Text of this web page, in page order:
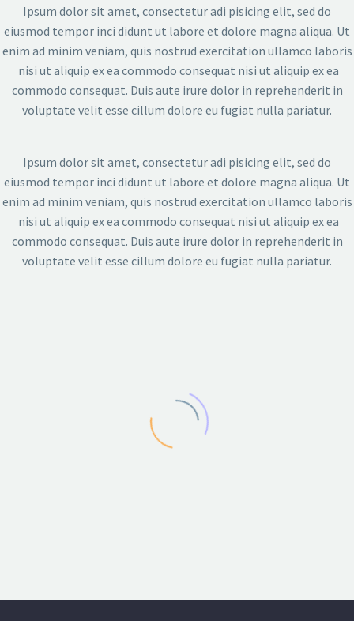
Ipsum dolor sit amet, consectetur adi pisicing elit, sed do
eiusmod tempor inci didunt ut labore et dolore magna aliqua. Ut
enim ad minim veniam, quis nostrud exercitation ullamco laboris
nisi ut aliquip ex ea commodo consequat nisi ut aliquip ex ea
commodo consequat. Duis aute irure dolor in reprehenderit in
voluptate velit esse cillum dolore eu fugiat nulla pariatur.
Ipsum dolor sit amet, consectetur adi pisicing elit, sed do
eiusmod tempor inci didunt ut labore et dolore magna aliqua. Ut
enim ad minim veniam, quis nostrud exercitation ullamco laboris
nisi ut aliquip ex ea commodo consequat nisi ut aliquip ex ea
commodo consequat. Duis aute irure dolor in reprehenderit in
voluptate velit esse cillum dolore eu fugiat nulla pariatur.